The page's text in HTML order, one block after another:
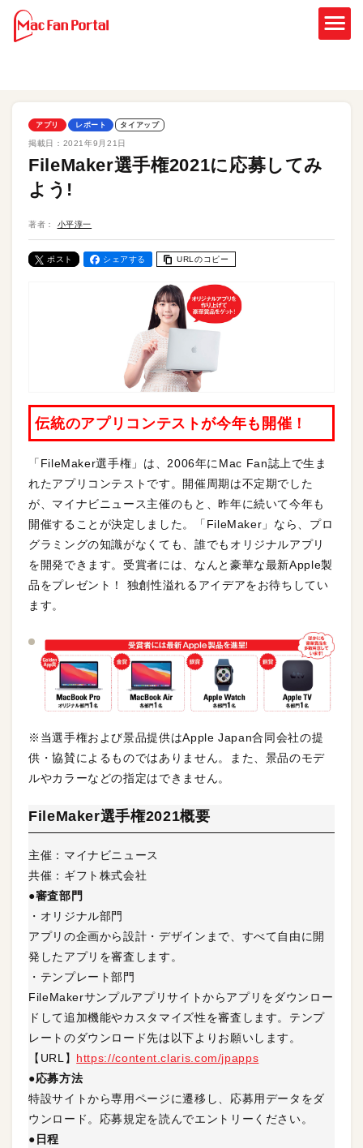
アプリ レポート タイアップ
掲載日： 2021年9月21日
FileMaker選手権2021に応募してみ
よう!
著者： 小平淳一
ポスト シェアする URLのコピー
伝統のアプリコンテストが今年も開催！
「FileMaker選手権」は、2006年にMac Fan誌上で生ま
れたアプリコンテストです。開催周期は不定期でした
が、マイナビニュース主催のもと、昨年に続いて今年も
開催することが決定しました。「FileMaker」なら、プロ
グラミングの知識がなくても、誰でもオリジナルアプリ
を開発できます。受賞者には、なんと豪華な最新Apple製
品をプレゼント！ 独創性溢れるアイデアをお待ちしてい
ます。
※当選手権および景品提供はApple Japan合同会社の提
供・協賛によるものではありません。また、景品のモデ
ルやカラーなどの指定はできません。
FileMaker選手権2021概要
主催：マイナビニュース
共催：ギフト株式会社
●審査部門
・オリジナル部門
アプリの企画から設計・デザインまで、すべて自由に開
発したアプリを審査します。
・テンプレート部門
FileMakerサンプルアプリサイトからアプリをダウンロー
ドして追加機能やカスタマイズ性を審査します。テンプ
レートのダウンロード先は以下よりお願いします。
【URL】 https://content.claris.com/jpapps
●応募方法
特設サイトから専用ページに遷移し、応募用データをダ
ウンロード。応募規定を読んでエントリーください。
●日程